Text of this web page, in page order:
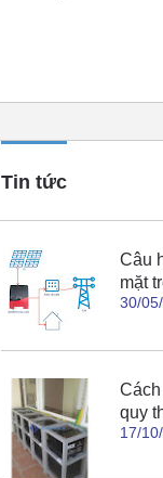
Tin tức
Câu
mặt
30/
quy
17/